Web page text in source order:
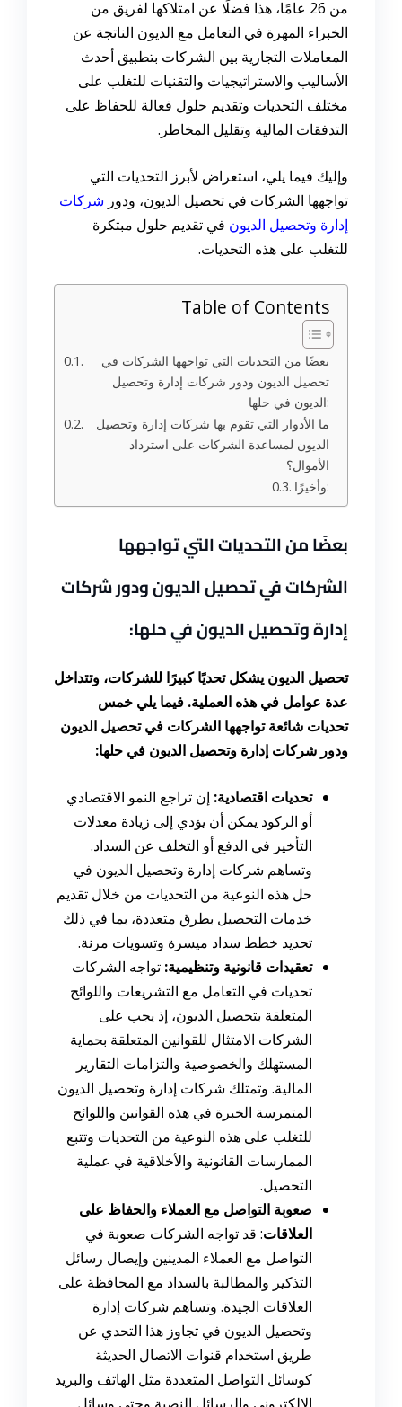
من 26 عامًا، هذا فضلًا عن امتلاكها لفريق من
الخبراء المهرة في التعامل مع الديون الناتجة عن
المعاملات التجارية بين الشركات بتطبيق أحدث
الأساليب والاستراتيجيات والتقنيات للتغلب على
مختلف التحديات وتقديم حلول فعالة للحفاظ على
التدفقات المالية وتقليل المخاطر.
وإليك فيما يلي، استعراض لأبرز التحديات التي
تواجهها الشركات في تحصيل الديون، ودور شركات
إدارة وتحصيل الديون في تقديم حلول مبتكرة
للتغلب على هذه التحديات.
Table of Contents
بعضًا من التحديات التي تواجهها الشركات في
تحصيل الديون ودور شركات إدارة وتحصيل
الديون في حلها:
ما الأدوار التي تقوم بها شركات إدارة وتحصيل
الديون لمساعدة الشركات على استرداد
الأموال؟
وأخيرًا:
بعضًا من التحديات التي تواجهها
الشركات في تحصيل الديون ودور شركات
إدارة وتحصيل الديون في حلها:
تحصيل الديون يشكل تحديًا كبيرًا للشركات، وتتداخل
عدة عوامل في هذه العملية. فيما يلي خمس
تحديات شائعة تواجهها الشركات في تحصيل الديون
ودور شركات إدارة وتحصيل الديون في حلها:
تحديات اقتصادية: إن تراجع النمو الاقتصادي
أو الركود يمكن أن يؤدي إلى زيادة معدلات
التأخير في الدفع أو التخلف عن السداد.
وتساهم شركات إدارة وتحصيل الديون في
حل هذه النوعية من التحديات من خلال تقديم
خدمات التحصيل بطرق متعددة، بما في ذلك
تحديد خطط سداد ميسرة وتسويات مرنة.
تعقيدات قانونية وتنظيمية: تواجه الشركات
تحديات في التعامل مع التشريعات واللوائح
المتعلقة بتحصيل الديون، إذ يجب على
الشركات الامتثال للقوانين المتعلقة بحماية
المستهلك والخصوصية والتزامات التقارير
المالية. وتمتلك شركات إدارة وتحصيل الديون
المتمرسة الخبرة في هذه القوانين واللوائح
للتغلب على هذه النوعية من التحديات وتتبع
الممارسات القانونية والأخلاقية في عملية
التحصيل.
صعوبة التواصل مع العملاء والحفاظ على
العلاقات: قد تواجه الشركات صعوبة في
التواصل مع العملاء المدينين وإيصال رسائل
التذكير والمطالبة بالسداد مع المحافظة على
العلاقات الجيدة. وتساهم شركات إدارة
وتحصيل الديون في تجاوز هذا التحدي عن
طريق استخدام قنوات الاتصال الحديثة
كوسائل التواصل المتعددة مثل الهاتف والبريد